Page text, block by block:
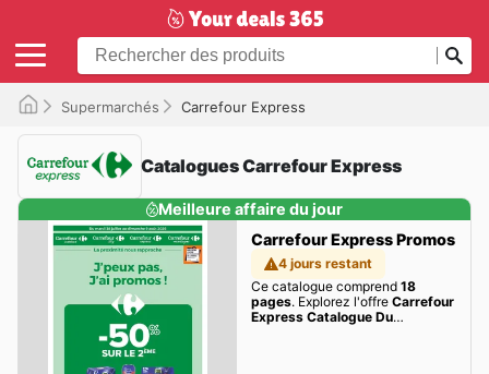
Supermarchés Carrefour Express
Catalogues Carrefour Express
Meilleure affaire du jour
Carrefour Express Promos
4 jours restant
Ce catalogue comprend 18
pages. Explorez l'offre Carrefour
Express Catalogue Du